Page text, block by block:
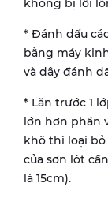
không bị lồi
* Đánh dấu
bằng máy
và dây đánh
* Lăn trước 1
lớn hơn phần
khô thì loại
của sơn lót
là 15cm).